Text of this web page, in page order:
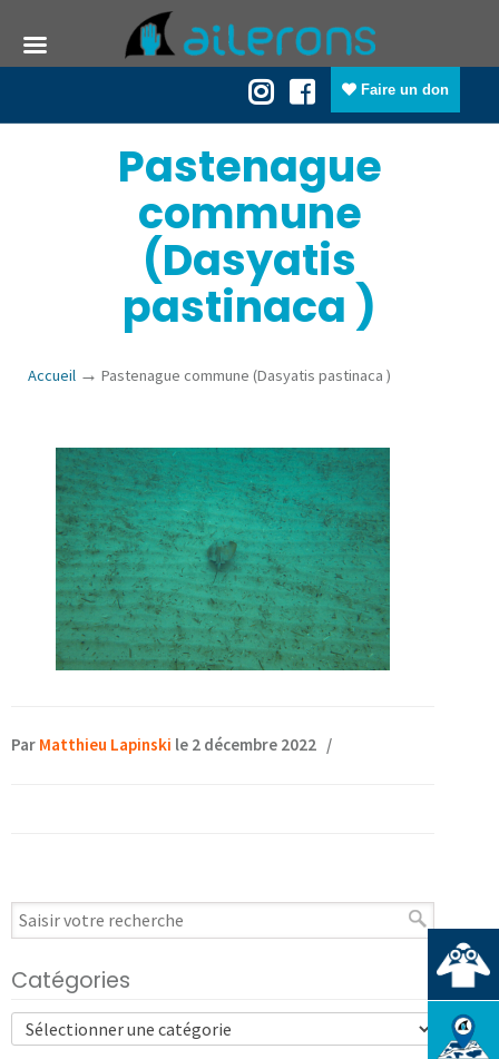
Faire un don
Pastenague
commune
(Dasyatis
pastinaca )
Accueil → Pastenague commune (Dasyatis pastinaca )
Par Matthieu Lapinski le 2 décembre 2022 /
Catégories